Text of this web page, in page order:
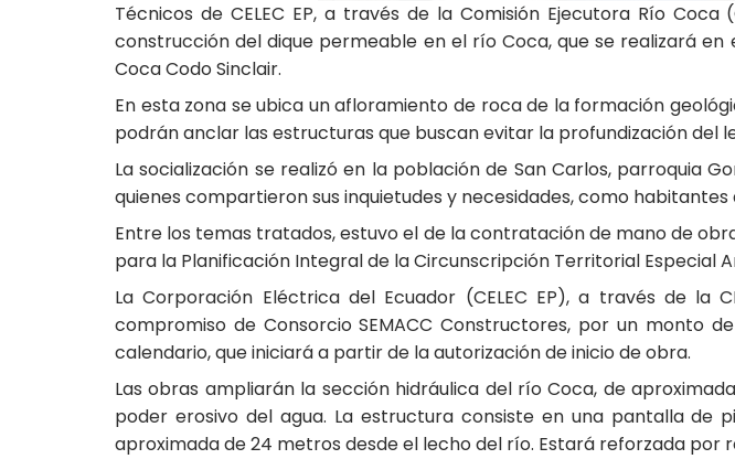
Técnicos de CELEC EP, a través de la Comisión Ejecutora Río
construcción del dique permeable en el río Coca, que se realizará
Coca Codo Sinclair.
En esta zona se ubica un afloramiento de roca de la formación
podrán anclar las estructuras que buscan evitar la profundización del
La socialización se realizó en la población de San Carlos, parroquia
quienes compartieron sus inquietudes y necesidades, como
Entre los temas tratados, estuvo el de la contratación de mano de
para la Planificación Integral de la Circunscripción Territorial Especial
La Corporación Eléctrica del Ecuador (CELEC EP), a través de
compromiso de Consorcio SEMACC Constructores, por un monto
calendario, que iniciará a partir de la autorización de inicio de obra.
Las obras ampliarán la sección hidráulica del río Coca, de
poder erosivo del agua. La estructura consiste en una pantalla de
aproximada de 24 metros desde el lecho del río. Estará reforzada por